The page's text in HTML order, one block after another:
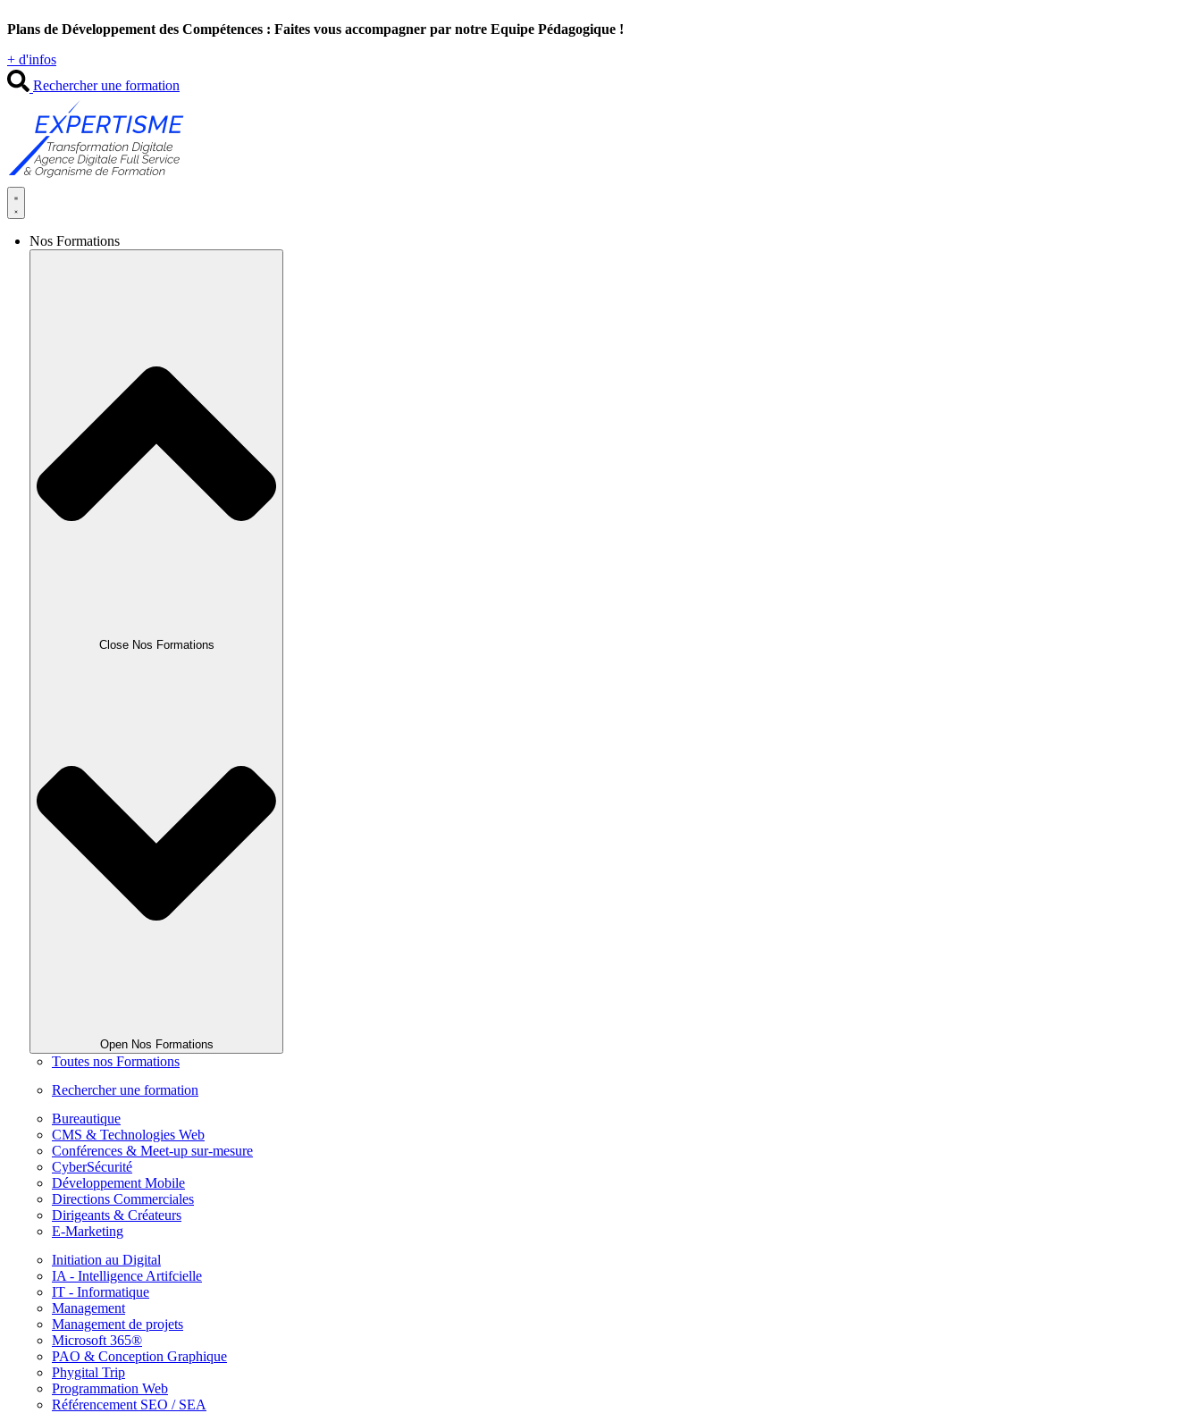
au
Plans de Développement des Compétences : Faites vous accompagner par notre Equipe Pédagogique !
+ d'infos
Rechercher une formation
Nos Formations
Close Nos Formations
Open Nos Formations
Toutes nos Formations
Rechercher une formation
Bureautique
CMS & Technologies Web
Conférences & Meet-up sur-mesure
CyberSécurité
Développement Mobile
Directions Commerciales
Dirigeants & Créateurs
E-Marketing
Initiation au Digital
IA - Intelligence Artifcielle
IT - Informatique
Management
Management de projets
Microsoft 365®
PAO & Conception Graphique
Phygital Trip
Programmation Web
Référencement SEO / SEA